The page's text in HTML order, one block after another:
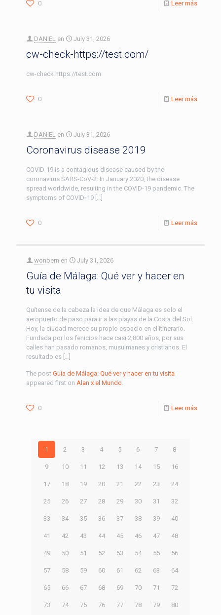
0 Leer más
DANIEL en July 31, 2026
cw-check-https://test.com/
cw-check https://test.com
0 Leer más
DANIEL en July 31, 2026
Coronavirus disease 2019
COVID-19 is a contagious disease caused by the
coronavirus SARS-CoV-2. In January 2020, the disease
spread worldwide, resulting in the COVID-19 pandemic. The
symptoms of COVID‑19 […]
0 Leer más
wonbern en July 31, 2026
Guía de Málaga: Qué ver y hacer en
tu visita
Quítense de la cabeza la idea de que Málaga es solo el
aeropuerto de paso para ir a las playas de la Costa del Sol.
Hoy, la ciudad merece su propio espacio en el itinerario.
Fundada por los fenicios hace casi 2,800 años, por sus
calles han pasado romanos, musulmanes y cristianos. El
resultado es […]
The post Guía de Málaga: Qué ver y hacer en tu visita
appeared first on Alan x el Mundo.
0 Leer más
1 2 3 4 5 6 7 8
9 10 11 12 13 14 15 16
17 18 19 20 21 22 23 24
25 26 27 28 29 30 31 32
33 34 35 36 37 38 39 40
41 42 43 44 45 46 47 48
49 50 51 52 53 54 55 56
57 58 59 60 61 62 63 64
65 66 67 68 69 70 71 72
73 74 75 76 77 78 79 80